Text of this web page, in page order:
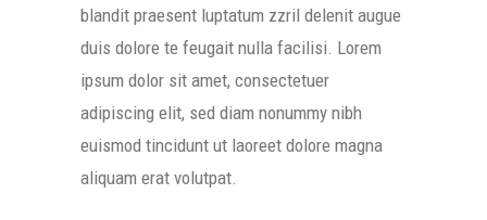
blandit praesent luptatum zzril delenit augue
duis dolore te feugait nulla facilisi. Lorem
ipsum dolor sit amet, consectetuer
adipiscing elit, sed diam nonummy nibh
euismod tincidunt ut laoreet dolore magna
aliquam erat volutpat.